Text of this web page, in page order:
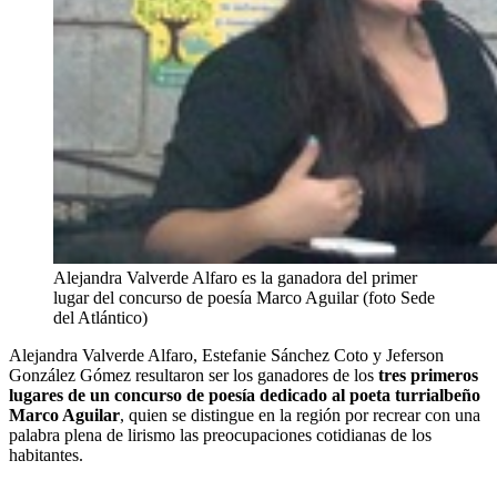
Alejandra Valverde Alfaro es la ganadora del primer
lugar del concurso de poesía Marco Aguilar (foto Sede
del Atlántico)
Alejandra Valverde Alfaro, Estefanie Sánchez Coto y Jeferson
González Gómez resultaron ser los ganadores de los tres primeros
lugares de un concurso de poesía dedicado al poeta turrialbeño
Marco Aguilar, quien se distingue en la región por recrear con una
palabra plena de lirismo las preocupaciones cotidianas de los
habitantes.